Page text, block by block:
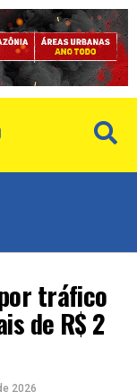
tráfico
de R$ 2
2026